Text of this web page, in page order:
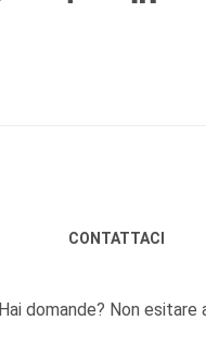
CONTATTACI
Hai domande? Non